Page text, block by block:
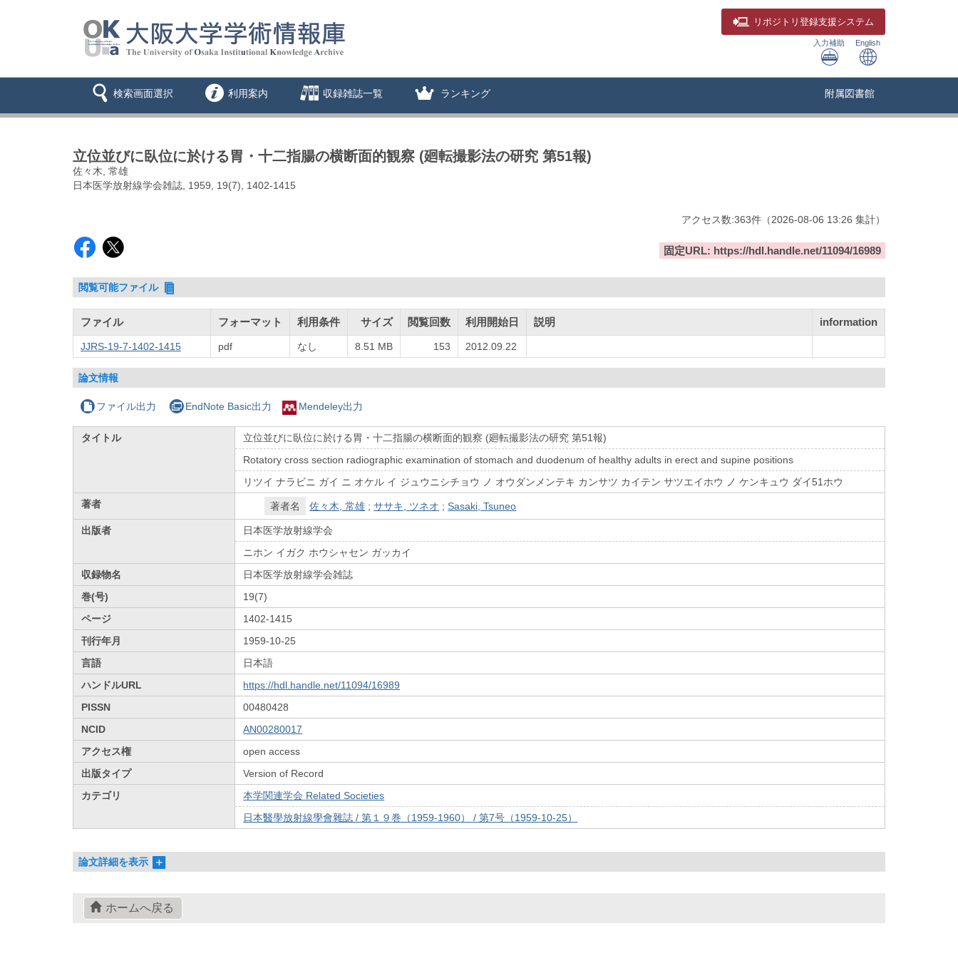
リポジトリ 登録支援システム
入力補助 English
検索画面選択 利用案内 収録雑誌一覧 ランキング 附属図書館
立位並びに臥位に於ける胃・十二指腸の横断面的観察 (廻転撮影法の研究 第51報)
佐々木, 常雄
日本医学放射線学会雑誌, 1959, 19(7), 1402-1415
アクセス数:363件 （2026-08-06 13:26 集計）
固定URL: https://hdl.handle.net/11094/16989
閲覧可能ファイル
ファイル フォーマット 利用条件 サイズ 閲覧回数 利用開始日 説明 information
JJRS-19-7-1402-1415 pdf なし 8.51 MB 153 2012.09.22
論文情報
ファイル出力 EndNote Basic出力 Mendeley出力
タイトル
立位並びに臥位に於ける胃・十二指腸の横断面的観察 (廻転撮影法の研究 第51報)
Rotatory cross section radiographic examination of stomach and duodenum of healthy adults in erect and supine positions
リツイ ナラビニ ガイ ニ オケル イ ジュウニシチョウ ノ オウダンメンテキ カンサツ カイテン サツエイホウ ノ ケンキュウ ダイ51ホウ
著者
著者名 佐々木, 常雄 ;ササキ, ツネオ ;Sasaki, Tsuneo
出版者
日本医学放射線学会
ニホン イガク ホウシャセン ガッカイ
収録物名
日本医学放射線学会雑誌
巻(号)
19(7)
ページ
1402-1415
刊行年月
1959-10-25
言語
日本語
ハンドルURL
https://hdl.handle.net/11094/16989
PISSN
00480428
NCID
AN00280017
アクセス権
open access
出版タイプ
Version of Record
カテゴリ
本学関連学会 Related Societies
日本醫學放射線學會雜誌 / 第１９巻（1959-1960） / 第7号（1959-10-25）
論文詳細を表示
ホームへ戻る